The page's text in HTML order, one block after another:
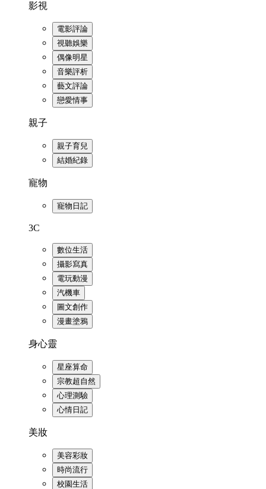
影視
電影評論
視聽娛樂
偶像明星
音樂評析
藝文評論
戀愛情事
親子
親子育兒
結婚紀錄
寵物
寵物日記
3C
數位生活
攝影寫真
電玩動漫
汽機車
圖文創作
漫畫塗鴉
身心靈
星座算命
宗教超自然
心理測驗
心情日記
美妝
美容彩妝
時尚流行
校園生活